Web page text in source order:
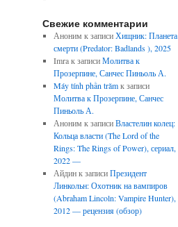
Свежие комментарии
Аноним к записиХищник: Планета
смерти (Predator: Badlands ), 2025
Imraк записиМолитва к
Прозерпине, Санчес Пиньоль А.
Máy tính phần trămк записи
Молитва к Прозерпине, Санчес
Пиньоль А.
Аноним к записиВластелин колец:
Кольца власти (The Lord of the
Rings: The Rings of Power), сериал,
2022 —
Айдинк записиПрезидент
Линкольн: Охотник на вампиров
(Abraham Lincoln: Vampire Hunter),
2012 — рецензия (обзор)